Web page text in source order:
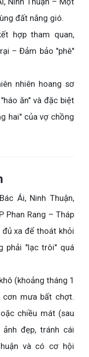
đất nắng gió.
hợp tham quan,
– Đảm bảo "phê"
nhiên hoang sơ
ăn" và đặc biệt
hai" của vợ chồng
Ái, Ninh Thuận,
Phan Rang – Tháp
đủ xa để thoát khỏi
phải "lạc trôi" quá
(khoảng tháng 1
cơn mưa bất chợt.
chiều mát (sau
đẹp, tránh cái
và có cơ hội